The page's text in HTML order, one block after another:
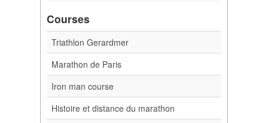
Courses
Triathlon Gerardmer
Marathon de Paris
Iron man course
Histoire et distance du marathon